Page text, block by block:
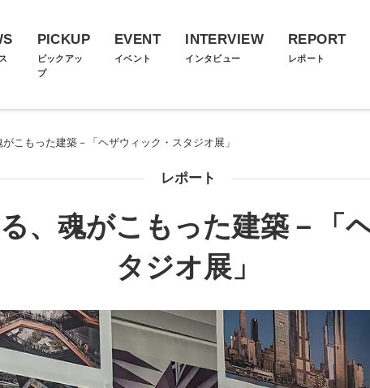
PICKUP
ピックアッ
プ
EVENT
イベント
INTERVIEW
インタビュー
REPORT
レポート
こもった建築－「ヘザウィック・スタジオ展」
レポート
、魂がこもった建築－「
タジオ展」